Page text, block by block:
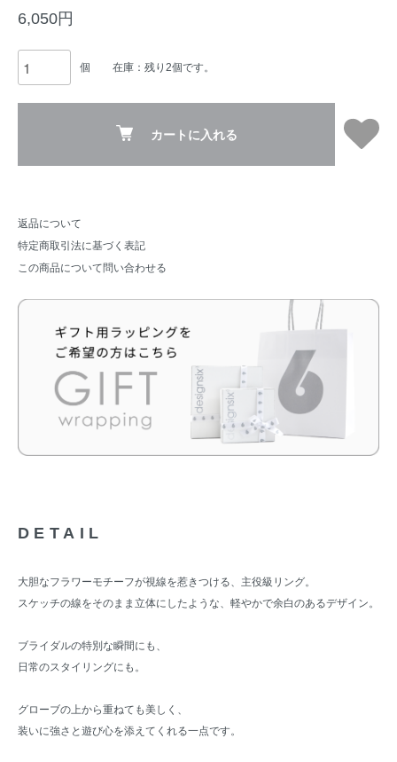
6,050円
個 在庫：残り2個です。
カートに入れる
返品について
特定商取引法に基づく表記
この商品について問い合わせる
DETAIL
大胆なフラワーモチーフが視線を惹きつける、主役級リング。
スケッチの線をそのまま立体にしたような、軽やかで余白のあるデザイン。
ブライダルの特別な瞬間にも、
日常のスタイリングにも。
グローブの上から重ねても美しく、
装いに強さと遊び心を添えてくれる一点です。